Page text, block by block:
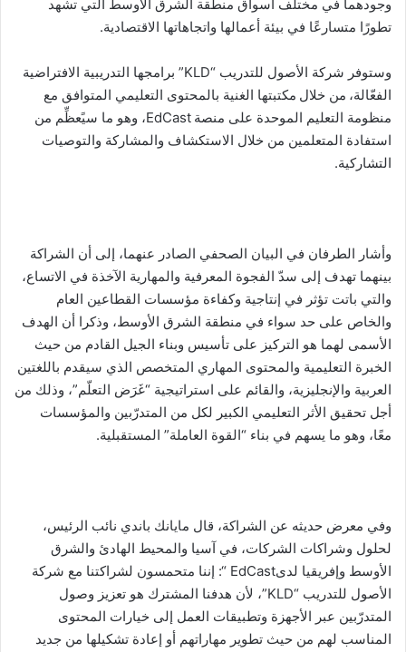
وجودهما في مختلف أسواق منطقة الشرق الأوسط التي تشهد
تطورًا متسارعًا في بيئة أعمالها واتجاهاتها الاقتصادية.
وستوفر شركة الأصول للتدريب “KLD” برامجها التدريبية الافتراضية
الفعّالة، من خلال مكتبتها الغنية بالمحتوى التعليمي المتوافق مع
منظومة التعليم الموحدة على منصة EdCast، وهو ما سيًعظِّم من
استفادة المتعلمين من خلال الاستكشاف والمشاركة والتوصيات
التشاركية.
وأشار الطرفان في البيان الصحفي الصادر عنهما، إلى أن الشراكة
بينهما تهدف إلى سدّ الفجوة المعرفية والمهارية الآخذة في الاتساع،
والتي باتت تؤثر في إنتاجية وكفاءة مؤسسات القطاعين العام
والخاص على حد سواء في منطقة الشرق الأوسط، وذكرا أن الهدف
الأسمى لهما هو التركيز على تأسيس وبناء الجيل القادم من حيث
الخبرة التعليمية والمحتوى المهاري المتخصص الذي سيقدم باللغتين
العربية والإنجليزية، والقائم على استراتيجية “غَرَض التعلّم”، وذلك من
أجل تحقيق الأثر التعليمي الكبير لكل من المتدرّبين والمؤسسات
معًا، وهو ما يسهم في بناء “القوة العاملة” المستقبلية.
وفي معرض حديثه عن الشراكة، قال مايانك باندي نائب الرئيس،
لحلول وشراكات الشركات، في آسيا والمحيط الهادئ والشرق
الأوسط وإفريقيا لدىEdCast “: إننا متحمسون لشراكتنا مع شركة
الأصول للتدريب “KLD”، لأن هدفنا المشترك هو تعزيز وصول
المتدرّبين عبر الأجهزة وتطبيقات العمل إلى خيارات المحتوى
المناسب لهم من حيث تطوير مهاراتهم أو إعادة تشكيلها من جديد